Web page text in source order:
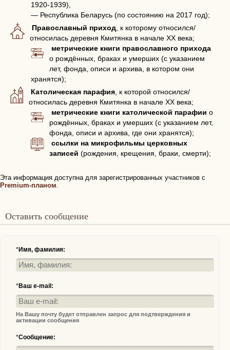
1920-1939),
— Республика Беларусь (по состоянию на 2017 год);
Православный приход, к которому относился/
относилась деревня Кмитянка в начале XX века;
метрические книги православного прихода
о рождённых, браках и умерших (с указанием
лет, фонда, описи и архива, в котором они
хранятся);
Католическая парафия , к которой относился/
относилась деревня Кмитянка в начале XX века;
метрические книги католической парафии о
рождённых, браках и умерших (с указанием лет,
фонда, описи и архива, где они хранятся);
ссылки на микрофильмы церковных
записей (рождения, крещения, браки, смерти);
Эта информация доступна для зарегистрированных участников с
Premium-планом.
Оставить сообщение
*Имя, фамилия:
*Ваш e-mail:
На Вашу почту будет отправлен запрос для подтверждения и
активации сообщения
*Сообщение: